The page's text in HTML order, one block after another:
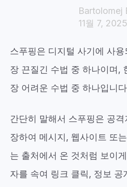
Bartolomej
11월 7, 2025
스푸핑은 디지털 사기에 사
장 끈질긴 수법 중 하나이며,
장 어려운 수법 중 하나입니
간단히 말해서 스푸핑은 공
장하여 메시지, 웹사이트 또
는 출처에서 온 것처럼 보이
자를 속여 링크 클릭, 정보 공